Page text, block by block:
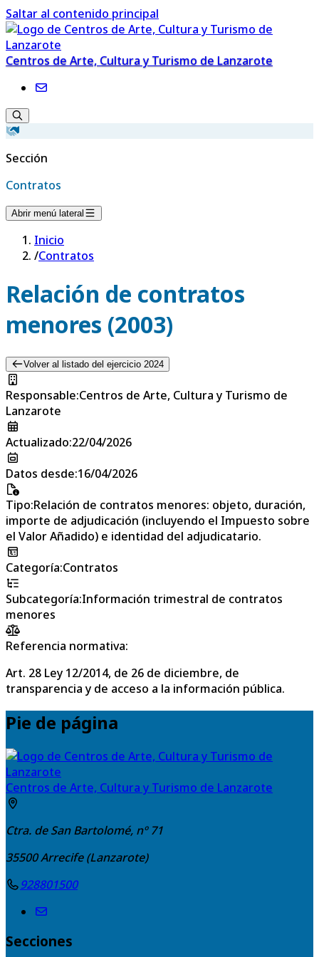
Saltar al contenido principal
Centros de Arte, Cultura y Turismo de Lanzarote
Sección
Contratos
Abrir menú lateral
Inicio
/Contratos
Relación de contratos
menores (2003)
Volver al listado del ejercicio 2024
Responsable:Centros de Arte, Cultura y Turismo de
Lanzarote
Actualizado:22/04/2026
Datos desde:16/04/2026
Tipo:Relación de contratos menores: objeto, duración,
importe de adjudicación (incluyendo el Impuesto sobre
el Valor Añadido) e identidad del adjudicatario.
Categoría:Contratos
Subcategoría:Información trimestral de contratos
menores
Referencia normativa:
Art. 28 Ley 12/2014, de 26 de diciembre, de
transparencia y de acceso a la información pública.
Pie de página
Centros de Arte, Cultura y Turismo de Lanzarote
Ctra. de San Bartolomé, nº 71
35500Arrecife (Lanzarote)
928801500
Secciones